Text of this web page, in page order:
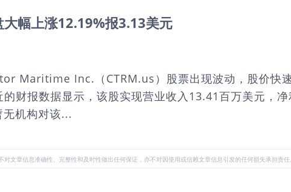
幅上涨12.19%报3.13美元
Maritime Inc.（CTRM.us）股票出现波动，股价快
财报数据显示，该股实现营业收入13.41百万美元，
机构对该...
文章信息准确性、完整性和及时性做出任何保证，亦不对因使用或信赖文章信息引发的任何损失承担责任